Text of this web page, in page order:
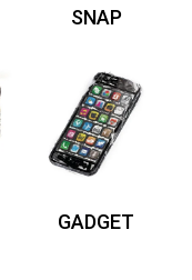
SNAP
GADGET